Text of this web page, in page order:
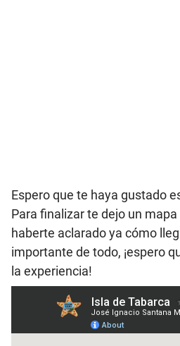
Espero que te haya gustado
Para finalizar te dejo un
haberte aclarado ya cómo
importante de todo, ¡espero
la experiencia!